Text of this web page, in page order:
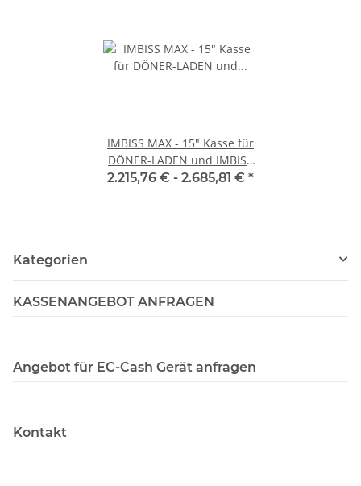
IMBISS MAX - 15" Kasse für
DÖNER-LADEN und IMBISS
mit Multimedia
2.215,76 € - 2.685,81 € *
Kategorien
KASSENANGEBOT ANFRAGEN
Angebot für EC-Cash Gerät anfragen
Kontakt